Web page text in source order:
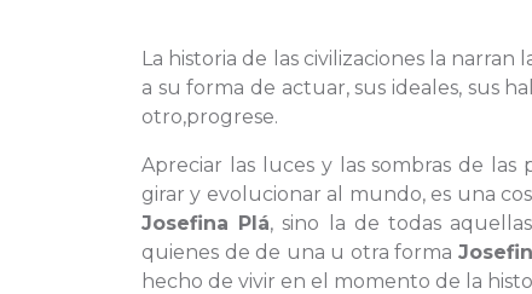
La historia de las civilizaciones la
a su forma de actuar, sus ideales, sus
otro,progrese.
Apreciar las luces y las sombras de las
girar y evolucionar al mundo, es una
Josefina Plá, sino la de todas
quienes de de una u otra forma
hecho de vivir en el momento de la